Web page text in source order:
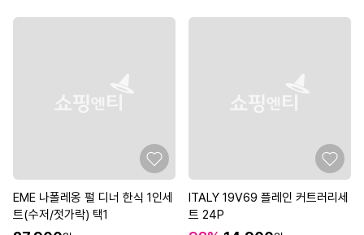
EME 나폴레옹 펄 디너 한식 1인세
트(수저/젓가락) 택1
ITALY 19V69 플레인 커트러리세
트 24P